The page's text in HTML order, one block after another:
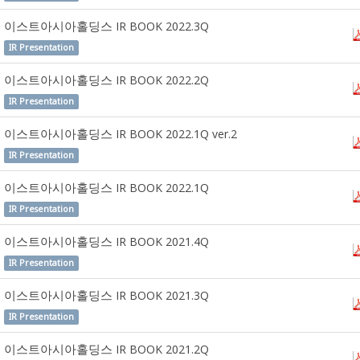
이스트아시아홀딩스 IR BOOK 2022.3Q
IR Presentation
이스트아시아홀딩스 IR BOOK 2022.2Q
IR Presentation
이스트아시아홀딩스 IR BOOK 2022.1Q ver.2
IR Presentation
이스트아시아홀딩스 IR BOOK 2022.1Q
IR Presentation
이스트아시아홀딩스 IR BOOK 2021.4Q
IR Presentation
이스트아시아홀딩스 IR BOOK 2021.3Q
IR Presentation
이스트아시아홀딩스 IR BOOK 2021.2Q